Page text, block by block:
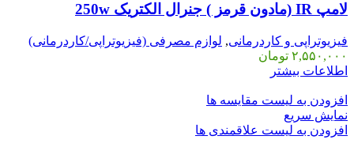
لامپ IR (مادون قرمز ) جنرال الکتریک 250w
فیزیوتراپی و کاردرمانی, لوازم مصرفی (فیزیوتراپی/کاردرمانی)
۲,۵۵۰,۰۰۰ تومان
اطلاعات بیشتر
افزودن به لیست مقایسه ها
نمایش سریع
افزودن به لیست علاقمندی ها